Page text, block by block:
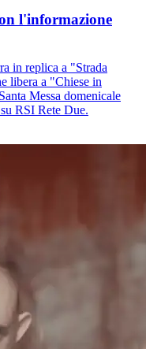
l'informazione
in replica a "Strada
libera a "Chiese in
Messa domenicale
RSI Rete Due.